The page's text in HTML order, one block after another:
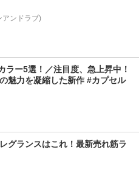
アンドラブ)
ラー5選！／注目度、急上昇中！
魅力を凝縮した新作 #カプセル
グランスはこれ！最新売れ筋ラ